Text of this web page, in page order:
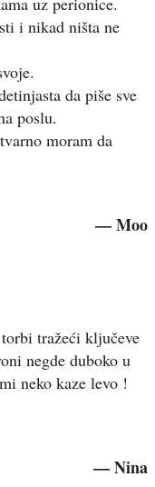
i nikad ništa ne
da piše sve
poslu.
moram da
— Moo
tražeći ključeve
negde duboko u
neko kaze levo !
— Nina